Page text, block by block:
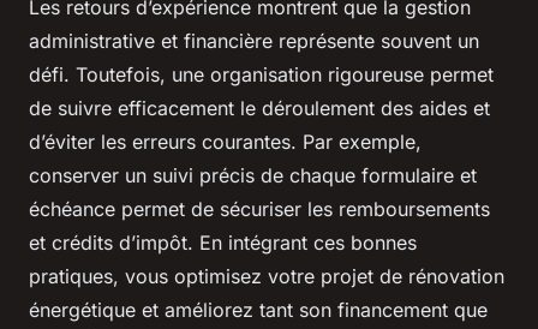
Les retours d’expérience montrent que la gestion
administrative et financière représente souvent un
défi. Toutefois, une organisation rigoureuse permet
de suivre efficacement le déroulement des aides et
d’éviter les erreurs courantes. Par exemple,
conserver un suivi précis de chaque formulaire et
échéance permet de sécuriser les remboursements
et crédits d’impôt. En intégrant ces bonnes
pratiques, vous optimisez votre projet de rénovation
énergétique et améliorez tant son financement que